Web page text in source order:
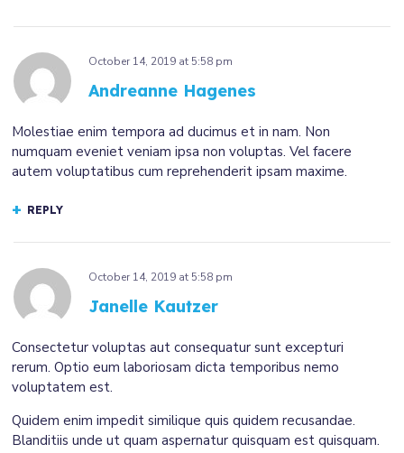
October 14, 2019 at 5:58 pm
Andreanne Hagenes
Molestiae enim tempora ad ducimus et in nam. Non
numquam eveniet veniam ipsa non voluptas. Vel facere
autem voluptatibus cum reprehenderit ipsam maxime.
REPLY
October 14, 2019 at 5:58 pm
Janelle Kautzer
Consectetur voluptas aut consequatur sunt excepturi
rerum. Optio eum laboriosam dicta temporibus nemo
voluptatem est.
Quidem enim impedit similique quis quidem recusandae.
Blanditiis unde ut quam aspernatur quisquam est quisquam.